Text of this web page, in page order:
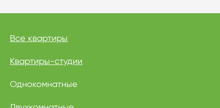
Все квартиры
Квартиры-студии
Однокомнатные